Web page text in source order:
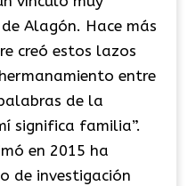
Alagón. Hace más
creó estos lazos
entre
de la
significa familia”.
en 2015 ha
de investigación